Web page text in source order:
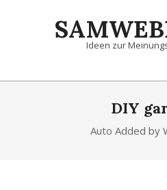
Ideen zur
Primary
DIY
Auto Added by